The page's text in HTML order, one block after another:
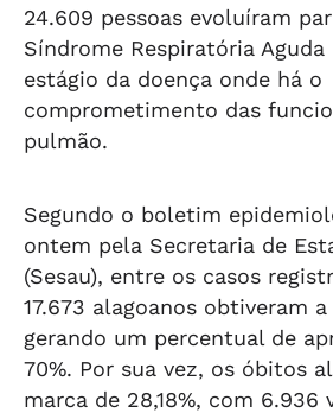
24.609 pessoas evoluíram
Síndrome Respiratória Aguda
estágio da doença onde há o
comprometimento das
pulmão.
Segundo o boletim
ontem pela Secretaria de
(Sesau), entre os casos
17.673 alagoanos obtiveram
gerando um percentual de
70%. Por sua vez, os óbitos
marca de 28,18%, com 6.936